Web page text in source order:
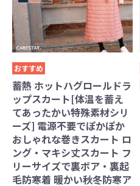
おすすめ
蓄熱 ホットハグロールドラ
ップスカート[体温を蓄え
てあったかい特殊素材シリ
ーズ] 電源不要でぽかぽか
おしゃれな巻きスカート ロ
ング・マキシ丈スカート フ
リーサイズで裏ボア・裏起
毛防寒着 暖かい秋冬防寒ア